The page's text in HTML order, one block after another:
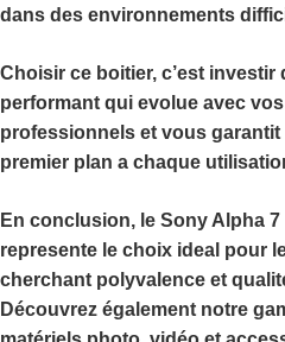
dans des environnements
Choisir ce boitier, c’est
performant qui evolue avec
professionnels et vous
premier plan a chaque
En conclusion, le Sony Alpha 7
represente le choix ideal pour
cherchant polyvalence et
Découvrez également notre